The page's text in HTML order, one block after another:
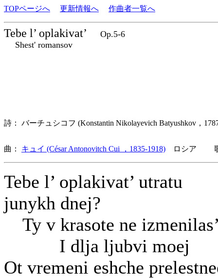
TOPページへ 更新情報へ 作曲者一覧へ
Tebe l’ oplakivat’
Op.5-6
Shest' romansov
詩： バーチュシコフ (Konstantin Nikolayevich Batyushkov，
曲： キュイ (César Antonovitch Cui ，1835-1918) ロシア 歌
Tebe l’ oplakivat’ utratu
junykh dnej?
Ty v krasote ne
I dlja ljubvi moej
Ot vremeni eshche